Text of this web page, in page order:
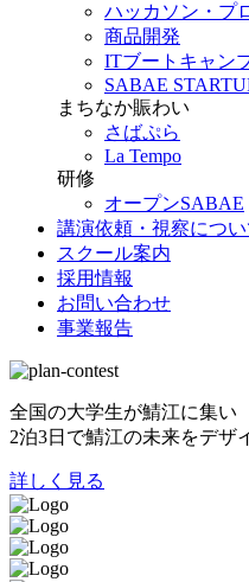
ハッカソン・プ
商品開発
ITブートキャン
SABAE
まちなか賑わい
さばぷら
La Tempo
研修
オープンSABAE
講演依頼・視察につい
スクール案内
採用情報
お問い合わせ
事業報告
全国の大学生が鯖江に集い
2泊3日で鯖江の未来をデザ
詳しく見る